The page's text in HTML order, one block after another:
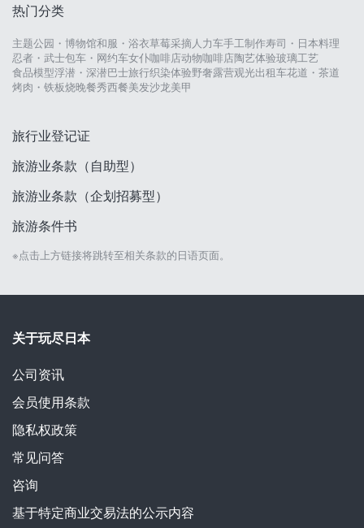
热门分类
主题公园・博物馆和服・浴衣草莓采摘人力车手工制作寿司・日本料理
忍者・武士包车・网约车女仆咖啡店动物咖啡店陶艺体验玻璃工艺
食品模型浮潜・深潜巴士旅行织染体验野奢露营观光出租车花道・茶道
烤肉・铁板烧晚餐秀西餐美发沙龙美甲
旅行业登记证
旅游业条款（自助型）
旅游业条款（企划招募型）
旅游条件书
※点击上方链接将跳转至相关条款的日语页面。
关于玩尽日本
公司资讯
会员使用条款
隐私权政策
常见问答
咨询
基于特定商业交易法的公示内容